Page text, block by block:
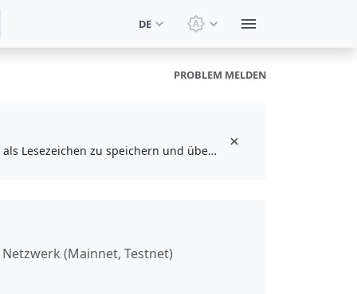
DE Design wechseln:
PROBLEM MELDEN
Installieren Sie die kostenlose Browser-Erweiterung, um Ihre Lieblingswerkzeuge als Lesezeichen zu speichern und über die Symbolleiste darauf zuzugreifen
(Mainnet, Testnet)